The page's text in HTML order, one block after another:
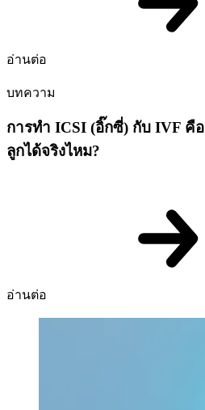
อ่านต่อ
บทความ
การทำ ICSI (อิ๊กซี่) กับ IVF คือ
ลูกได้จริงไหม?
อ่านต่อ